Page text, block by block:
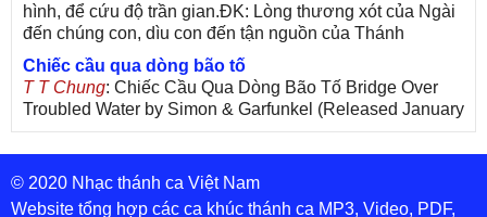
hình, để cứu độ trần gian.ĐK: Lòng thương xót của Ngài
đến chúng con, dìu con đến tận nguồn của Thánh
Chiếc cầu qua dòng bão tố
T T Chung: Chiếc Cầu Qua Dòng Bão Tố Bridge Over
Troubled Water by Simon & Garfunkel (Released January
26, 1970) Lời Việt: Nhạc Sĩ Vũ Đức Nghiêm Trình Bày:
Chung Tử Lưu
De Colores! (Lời Việt)
Son Vu: Bài hát có lời chưa.Cám ơn
© 2020 Nhạc thánh ca Việt Nam
Website tổng hợp các ca khúc thánh ca MP3, Video, PDF,